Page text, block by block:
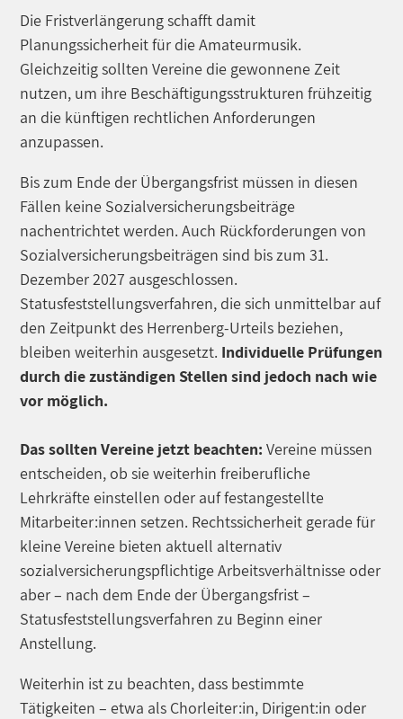
Die Fristverlängerung schafft damit
Planungssicherheit für die Amateurmusik.
Gleichzeitig sollten Vereine die gewonnene Zeit
nutzen, um ihre Beschäftigungsstrukturen frühzeitig
an die künftigen rechtlichen Anforderungen
anzupassen.
Bis zum Ende der Übergangsfrist müssen in diesen
Fällen keine Sozialversicherungsbeiträge
nachentrichtet werden. Auch Rückforderungen von
Sozialversicherungsbeiträgen sind bis zum 31.
Dezember 2027 ausgeschlossen.
Statusfeststellungsverfahren, die sich unmittelbar auf
den Zeitpunkt des Herrenberg-Urteils beziehen,
bleiben weiterhin ausgesetzt. Individuelle Prüfungen
durch die zuständigen Stellen sind jedoch nach wie
vor möglich.
Das sollten Vereine jetzt beachten:Vereine müssen
entscheiden, ob sie weiterhin freiberufliche
Lehrkräfte einstellen oder auf festangestellte
Mitarbeiter:innen setzen. Rechtssicherheit gerade für
kleine Vereine bieten aktuell alternativ
sozialversicherungspflichtige Arbeitsverhältnisse oder
aber – nach dem Ende der Übergangsfrist –
Statusfeststellungsverfahren zu Beginn einer
Anstellung.
Weiterhin ist zu beachten, dass bestimmte
Tätigkeiten – etwa als Chorleiter:in, Dirigent:in oder